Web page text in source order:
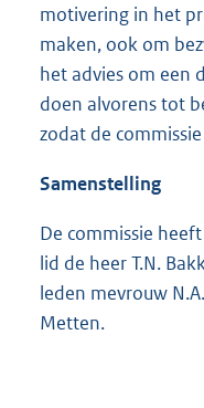
motivering in het
maken, ook om
het advies om een
doen alvorens tot
zodat de
Samenstelling
De commissie
lid de heer T.N.
leden mevrouw
Metten.